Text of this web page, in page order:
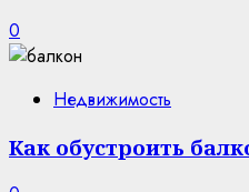
0
Недвижимость
Как обустроить